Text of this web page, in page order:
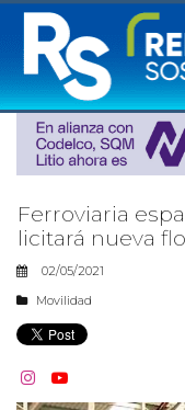
Ferroviaria
licitará nueva
02/05/2021
Movilidad
 